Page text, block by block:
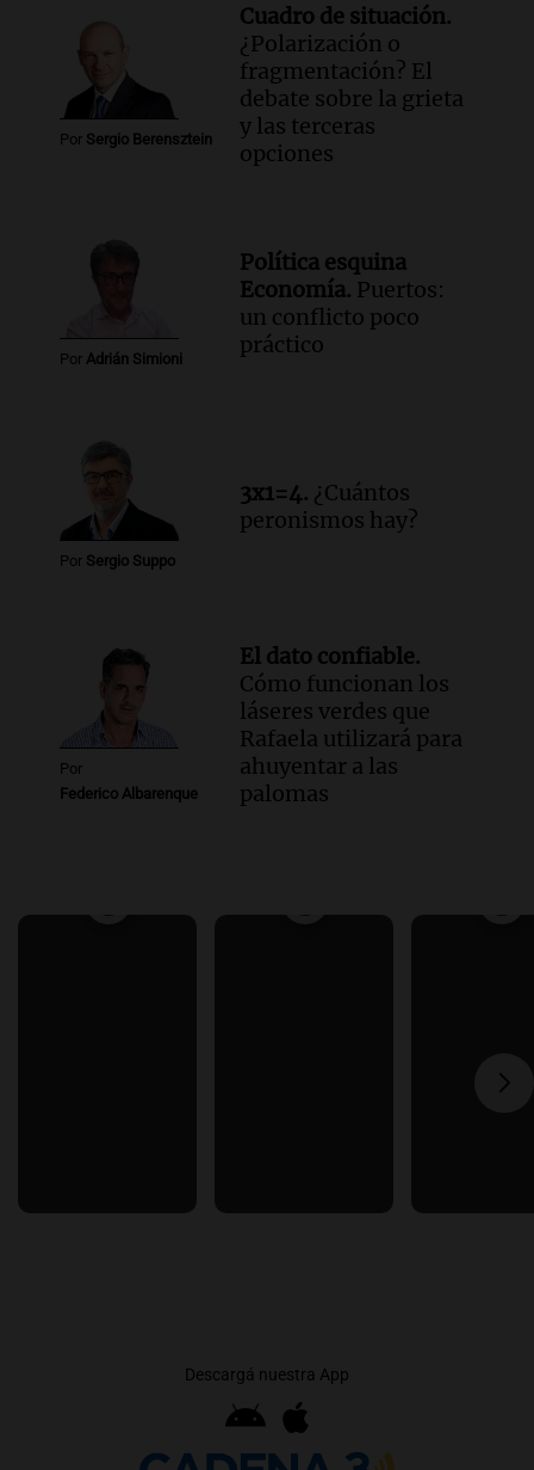
Por Sergio Berensztein
Cuadro de situación.
¿Polarización o
fragmentación? El
debate sobre la grieta
y las terceras
opciones
Por Adrián Simioni
Política esquina
Economía. Puertos:
un conflicto poco
práctico
Por Sergio Suppo
3x1=4. ¿Cuántos
peronismos hay?
Por
Federico Albarenque
El dato confiable.
Cómo funcionan los
láseres verdes que
Rafaela utilizará para
ahuyentar a las
palomas
Descargá nuestra App